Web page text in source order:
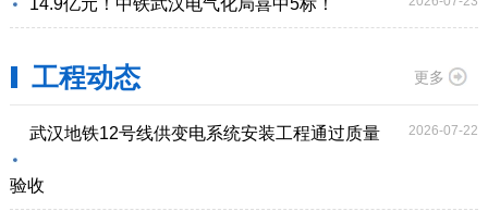
更多
工程动态
2026-07-22
武汉地铁12号线供变电系统安装工程通过质量
验收